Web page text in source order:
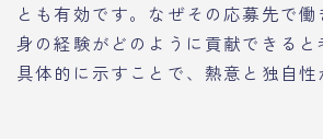
とも有効です。なぜその応募先で
身の経験がどのように貢献できると
具体的に示すことで、熱意と独自性